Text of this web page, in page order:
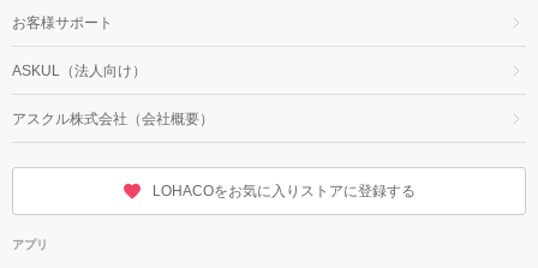
お客様サポート
ASKUL（法人向け）
アスクル株式会社（会社概要）
LOHACOをお気に入りストアに登録する
アプリ